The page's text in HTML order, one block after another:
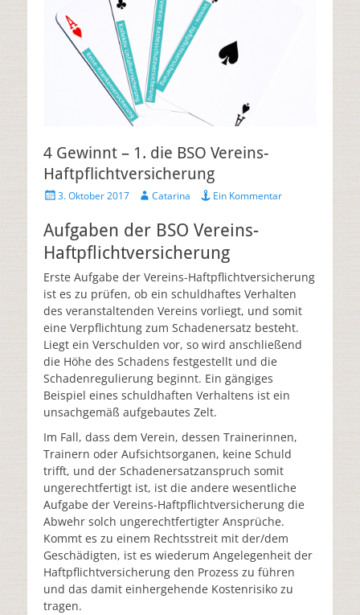
4 Gewinnt – 1. die BSO Vereins-
Haftpflichtversicherung
3. Oktober 2017 Catarina Ein Kommentar
Aufgaben der BSO Vereins-
Haftpflichtversicherung
Erste Aufgabe der Vereins-Haftpflichtversicherung
ist es zu prüfen, ob ein schuldhaftes Verhalten
des veranstaltenden Vereins vorliegt, und somit
eine Verpflichtung zum Schadenersatz besteht.
Liegt ein Verschulden vor, so wird anschließend
die Höhe des Schadens festgestellt und die
Schadenregulierung beginnt. Ein gängiges
Beispiel eines schuldhaften Verhaltens ist ein
unsachgemäß aufgebautes Zelt.
Im Fall, dass dem Verein, dessen Trainerinnen,
Trainern oder Aufsichtsorganen, keine Schuld
trifft, und der Schadenersatzanspruch somit
ungerechtfertigt ist, ist die andere wesentliche
Aufgabe der Vereins-Haftpflichtversicherung die
Abwehr solch ungerechtfertigter Ansprüche.
Kommt es zu einem Rechtsstreit mit der/dem
Geschädigten, ist es wiederum Angelegenheit der
Haftpflichtversicherung den Prozess zu führen
und das damit einhergehende Kostenrisiko zu
tragen.